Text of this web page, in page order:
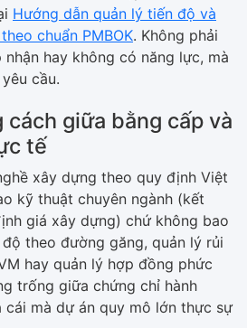
Hướng dẫn quản lý tiến độ và
chuẩn PMBOK. Không phải
hay không có năng lực, mà
cầu.
cách giữa bằng cấp và
tế
xây dựng theo quy định Việt
kỹ thuật chuyên ngành (kết
giá xây dựng) chứ không bao
theo đường găng, quản lý rủi
hay quản lý hợp đồng phức
trống giữa chứng chỉ hành
cái mà dự án quy mô lớn thực sự